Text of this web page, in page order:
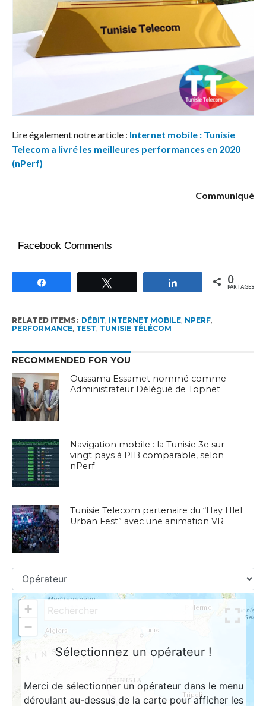
Lire également notre article : Internet mobile : Tunisie
Telecom a livré les meilleures performances en 2020
(nPerf)
Communiqué
Facebook Comments
Partagez 0
PARTAGES
RELATED ITEMS: DÉBIT INTERNET MOBILE, NPERF,
PERFORMANCE, TEST TUNISIE TÉLÉCOM
RECOMMENDED FOR YOU
Oussama Essamet nommé comme
Administrateur Délégué de Topnet
Navigation mobile : la Tunisie 3e sur
vingt pays à PIB comparable, selon
nPerf
Tunisie Telecom partenaire du “Hay Hlel
Urban Fest” avec une animation VR